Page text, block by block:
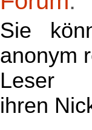
Sie
anonym
Leser
ihren